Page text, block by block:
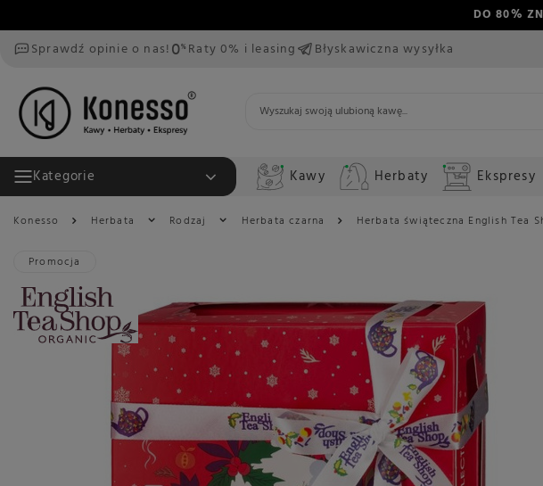
DO 80%
Sprawdź opinie o nas!
Raty 0% i leasing Błyskawiczna wysyłka
Kategorie Kawy Herbaty Ekspresy
Konesso Herbata Rodzaj Herbata czarna Herbata świąteczna English Tea
Promocja